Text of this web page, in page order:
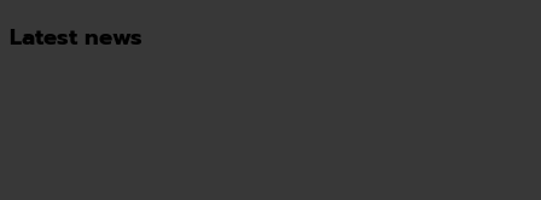
Latest news